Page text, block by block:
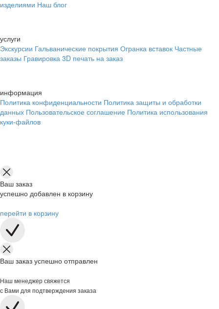
изделиями Наш блог
услуги
Экскурсии Гальванические покрытия Огранка вставок Частные
заказы Гравировка 3D печать на заказ
информация
Политика конфиденциальности Политика защиты и обработки
данных Пользовательское соглашение Политика использования
куки-файлов
Ваш заказ
успешно добавлен в корзину
перейти в корзину
Ваш заказ успешно отправлен
Наш менеджер свяжется
с Вами для подтверждения заказа